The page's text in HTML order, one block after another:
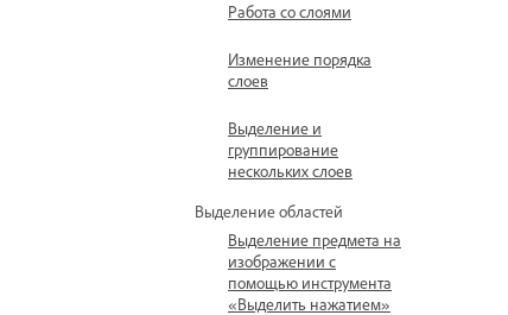
Работа со слоями
Изменение порядка
слоев
Выделение и
группирование
нескольких слоев
Выделение областей
Выделение предмета на
изображении с
помощью инструмента
«Выделить нажатием»